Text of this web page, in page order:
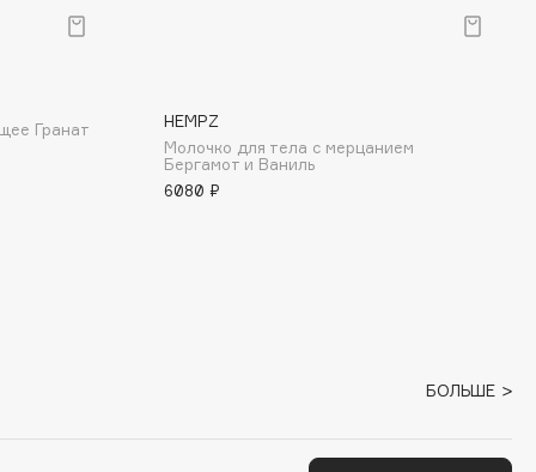
Гранат
HEMPZ
Молочко для тела с мерцанием
Бергамот и Ваниль
6080 ₽
БОЛЬШЕ